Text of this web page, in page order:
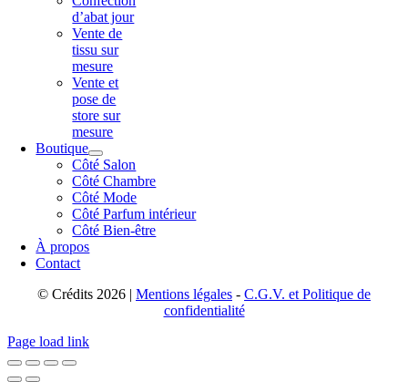
d’abat jour
Vente de
tissu sur
mesure
Vente et
pose de
store sur
mesure
Boutique
Côté Salon
Côté Chambre
Côté Mode
Côté Parfum intérieur
Côté Bien-être
À propos
Contact
© Crédits 2026 | Mentions légales - C.G.V. et Politique de
confidentialité
Page load link